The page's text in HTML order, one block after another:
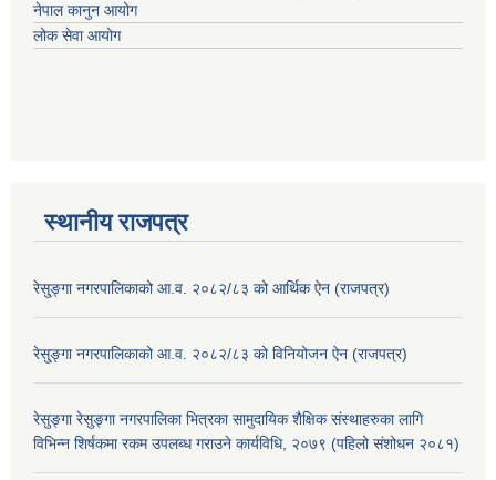
नेपाल कानुन आयोग
लोक सेवा आयोग
स्थानीय राजपत्र
रेसु्ङ्गा नगरपालिकाको आ.व. २०८२/८३ को आर्थिक ऐन (राजपत्र)
रेसु्ङ्गा नगरपालिकाको आ.व. २०८२/८३ को विनियोजन ऐन (राजपत्र)
रेसुङ्गा रेसुङ्गा नगरपालिका भित्रका सामुदायिक शैक्षिक संस्थाहरुका लागि
विभिन्न शिर्षकमा रकम उपलब्ध गराउने कार्यविधि, २०७९ (पहिलो संशोधन २०८१)